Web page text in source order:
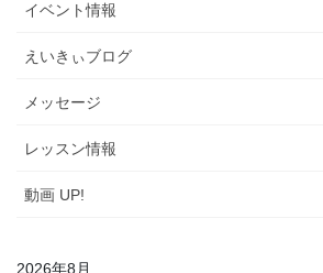
イベント情報
えいきぃブログ
メッセージ
レッスン情報
動画 UP!
2026年8月